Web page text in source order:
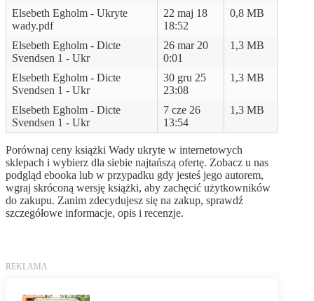
Elsebeth Egholm - Ukryte
wady.pdf
22 maj 18
18:52
0,8 MB
Elsebeth Egholm - Dicte
Svendsen 1 - Ukr
26 mar 20
0:01
1,3 MB
Elsebeth Egholm - Dicte
Svendsen 1 - Ukr
30 gru 25
23:08
1,3 MB
Elsebeth Egholm - Dicte
Svendsen 1 - Ukr
7 cze 26
13:54
1,3 MB
Porównaj ceny książki Wady ukryte w internetowych
sklepach i wybierz dla siebie najtańszą ofertę. Zobacz u nas
podgląd ebooka lub w przypadku gdy jesteś jego autorem,
wgraj skróconą wersję książki, aby zachęcić użytkowników
do zakupu. Zanim zdecydujesz się na zakup, sprawdź
szczegółowe informacje, opis i recenzje.